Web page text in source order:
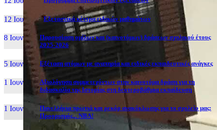
12 Ιουν, 26 Εξεταστικά κέντρα ειδικών μαθημάτων
8 Ιουν, 26
Παρουσίαση ομίλων και (καινοτόμων) δράσεων σχολικού έτους
2025-2026
5 Ιουν, 26 Εξέταση ατόμων με αναπηρία και ειδικές εκπαιδευτικές ανάγκες
1 Ιουν, 26
Αξιολόγηση συμμετεχόντων στην καινοτόμα δράση για τη
διδασκαλία της Ιστορίας στη δευτεροβάθμια εκπαίδευση
1 Ιουν, 26
Πανελλήνια πρωτιά και ρεκόρ ανακύκλωσης για το σχολείο μας:
Προορισμός... NBA!